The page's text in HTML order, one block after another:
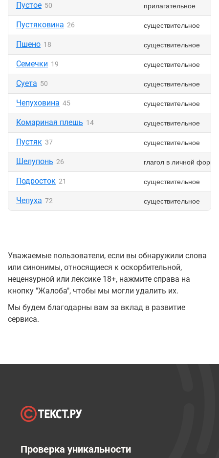
Пустое 50 прилагательное
Пустяковина 26 существительное
Пшено 18 существительное
Семечки 19 существительное
Суета 50 существительное
Чепуховина 45 существительное
Комариная плешь 14 существительное
Пустяк 37 существительное
Шелупонь 26 глагол в личной форме
Подросток 21 существительное
Чепуха 72 существительное
Уважаемые пользователи, если вы обнаружили слова
или синонимы, относящиеся к оскорбительной,
нецензурной или лексике 18+, нажмите справа на
кнопку "Жалоба", чтобы мы могли удалить их.
Мы будем благодарны вам за вклад в развитие
сервиса.
Проверка уникальности